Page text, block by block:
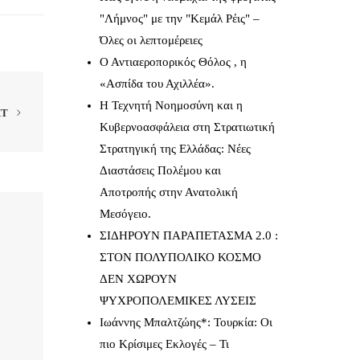
"Λήμνος" με την "Κεμάλ Ρέις" –
Όλες οι λεπτομέρειες
Ο Αντιαεροπορικός Θόλος , η
«Ασπίδα του Αχιλλέα».
Η Τεχνητή Νοημοσύνη και η
Κυβερνοασφάλεια στη Στρατιωτική
Στρατηγική της Ελλάδας: Νέες
Διαστάσεις Πολέμου και
Αποτροπής στην Ανατολική
Μεσόγειο.
ΣΙΔΗΡΟΥΝ ΠΑΡΑΠΕΤΑΣΜΑ 2.0 :
ΣΤΟΝ ΠΟΛΥΠΟΛΙΚΟ ΚΟΣΜΟ
ΔΕΝ ΧΩΡΟΥΝ
ΨΥΧΡΟΠΟΛΕΜΙΚΕΣ ΛΥΣΕΙΣ
Ιωάννης Μπαλτζώης*: Τουρκία: Οι
πιο Κρίσιμες Εκλογές – Τι